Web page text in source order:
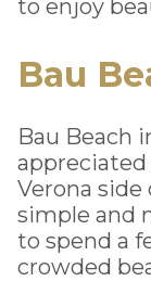
to enjoy
Bau
Bau Beach
Verona
simple and
to spend a
crowded